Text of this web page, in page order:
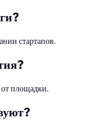
стартапов.
площадки.